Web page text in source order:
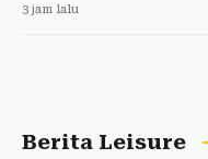
3 jam lalu
Berita Leisure